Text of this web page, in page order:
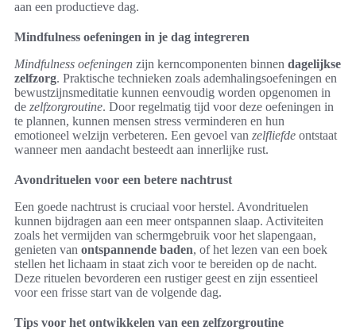
aan een productieve dag.
Mindfulness oefeningen in je dag integreren
Mindfulness oefeningen zijn kerncomponenten binnen dagelijkse
zelfzorg. Praktische technieken zoals ademhalingsoefeningen en
bewustzijnsmeditatie kunnen eenvoudig worden opgenomen in
de zelfzorgroutine. Door regelmatig tijd voor deze oefeningen in
te plannen, kunnen mensen stress verminderen en hun
emotioneel welzijn verbeteren. Een gevoel van zelfliefde ontstaat
wanneer men aandacht besteedt aan innerlijke rust.
Avondrituelen voor een betere nachtrust
Een goede nachtrust is cruciaal voor herstel. Avondrituelen
kunnen bijdragen aan een meer ontspannen slaap. Activiteiten
zoals het vermijden van schermgebruik voor het slapengaan,
genieten van ontspannende baden, of het lezen van een boek
stellen het lichaam in staat zich voor te bereiden op de nacht.
Deze rituelen bevorderen een rustiger geest en zijn essentieel
voor een frisse start van de volgende dag.
Tips voor het ontwikkelen van een zelfzorgroutine